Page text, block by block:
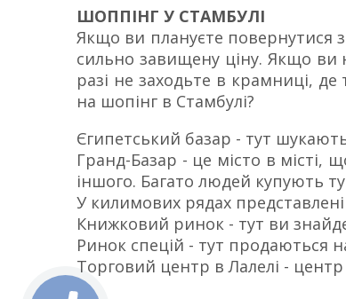
ШОППІНГ У СТАМБУЛІ
Якщо ви плануєте повернутися
сильно завищену ціну. Якщо ви
разі не заходьте в крамниці,
на шопінг в Стамбулі?
Єгипетський базар - тут шукають
Гранд-Базар - це місто в місті,
іншого. Багато людей купують
У килимових рядах
Книжковий ринок - тут ви
Ринок спецій - тут продаються
Торговий центр в Лалелі -